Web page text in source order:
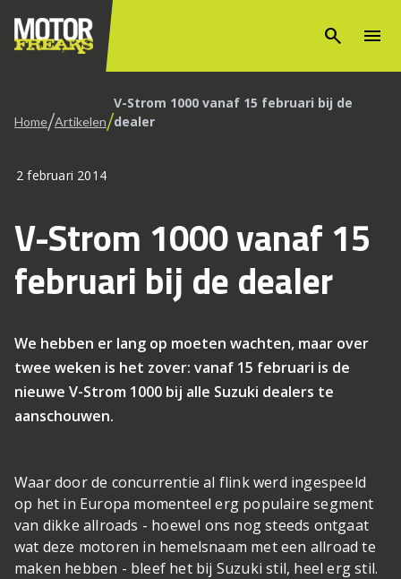
search menu
Home/Artikelen/V-Strom 1000 vanaf 15 februari bij de
dealer
2 februari 2014
V-Strom 1000 vanaf 15
februari bij de dealer
We hebben er lang op moeten wachten, maar over
twee weken is het zover: vanaf 15 februari is de
nieuwe V-Strom 1000 bij alle Suzuki dealers te
aanschouwen.
Waar door de concurrentie al flink werd ingespeeld
op het in Europa momenteel erg populaire segment
van dikke allroads - hoewel ons nog steeds ontgaat
wat deze motoren in hemelsnaam met een allroad te
maken hebben - bleef het bij Suzuki stil, heel erg stil.